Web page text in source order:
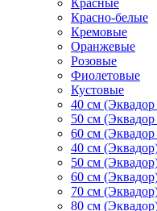
Красные
Красно-белые
Кремовые
Оранжевые
Розовые
Фиолетовые
Кустовые
40 см
50 см
60 см
40 см
50 см
60 см
70 см
80 см